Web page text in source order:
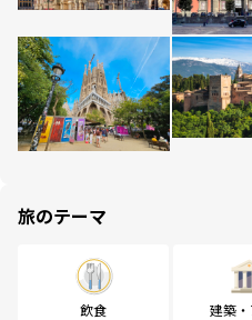
旅のテーマ
飲食 建築・